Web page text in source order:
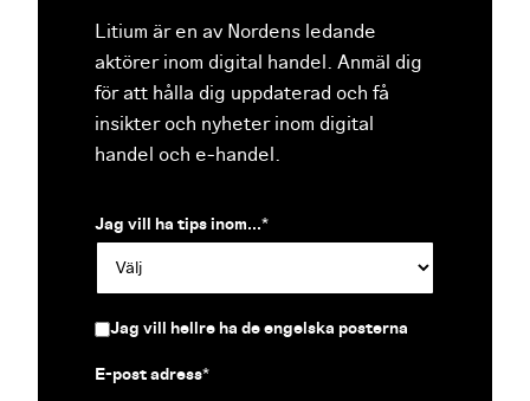
Litium är en av Nordens ledande
aktörer inom digital handel. Anmäl dig
för att hålla dig uppdaterad och få
insikter och nyheter inom digital
handel och e-handel.
Jag vill ha tips inom...*
Jag vill hellre ha de engelska posterna
E-post adress*